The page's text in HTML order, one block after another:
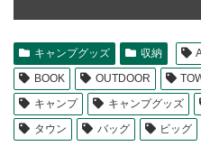
キャンプグッズ 収納
BOOK
OUTDOOR
キャンプ
キャンプグッズ
タウン
バッグ ビッグ